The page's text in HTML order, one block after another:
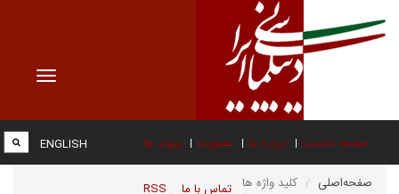
Toggle
صفحه نخست درباره ما عضویت پیوند ها
تماس با ما RSS
ENGLISH
صفحه‌اصلی کلید واژه ها